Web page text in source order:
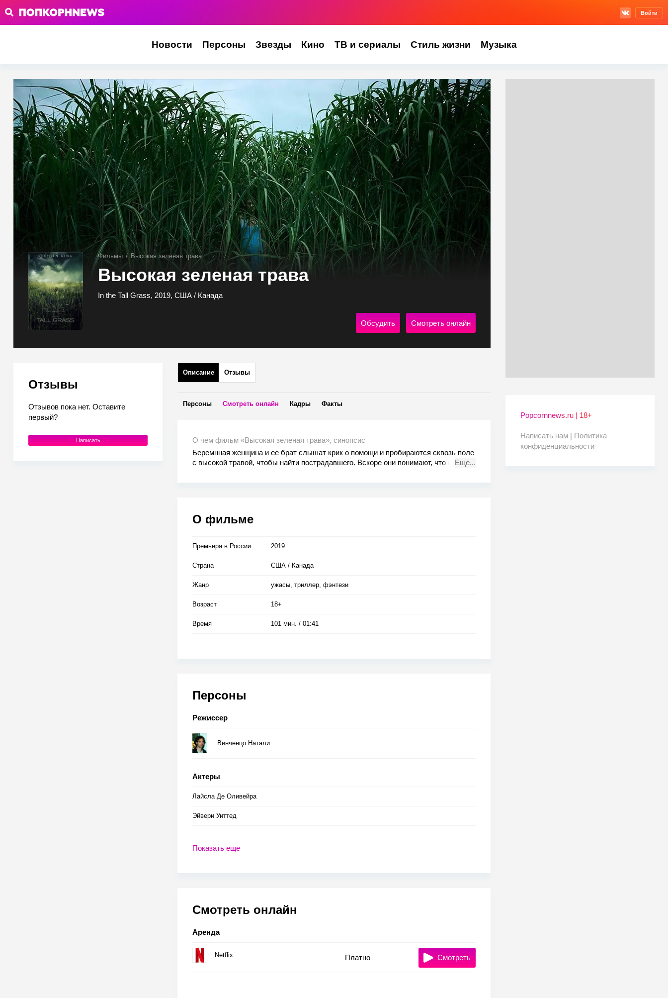
Войти
Новости Персоны Звезды Кино ТВ и сериалы Стиль жизни Музыка
Фильмы / Высокая зеленая трава
Высокая зеленая трава
In the Tall Grass, 2019, США / Канада
Обсудить Смотреть онлайн
Отзывы
Отзывов пока нет. Оставите
первый?
Написать
Описание Отзывы
Персоны Смотреть онлайн Кадры Факты
О чем фильм «Высокая зеленая трава», синопсис
Беремнная женщина и ее брат слышат крик о помощи и пробираются сквозь поле
с высокой травой, чтобы найти пострадавшего. Вскоре они понимают, что выхода
Еще...
О фильме
Премьера в Росcии 2019
Страна США / Канада
Жанр ужасы, триллер, фэнтези
Возраст 18+
Время 101 мин. / 01:41
Персоны
Режиссер
Винченцо Натали
Актеры
Лайсла Де Оливейра
Эйвери Уиттед
Показать еще
Смотреть онлайн
Аренда
Netflix Платно Смотреть
Popcornnews.ru | 18+
Написать нам | Политика
конфиденциальности